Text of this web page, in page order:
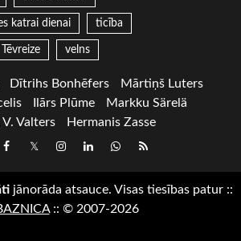
katrai dienai ticība
Tēvreize velns
Dītrihs Bonhēfers
Mārtiņš Luters
Ilārs Plūme
Markku Särelä
V. Valters
Hermanis Zasse
Facebook
TwitterInstagram
LinkedInwhatsapp
RSS
jānorāda atsauce. Visas tiesības patur ::
:: © 2007-2026